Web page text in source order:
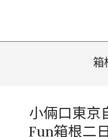
箱
小倆口東京
Fun箱根二